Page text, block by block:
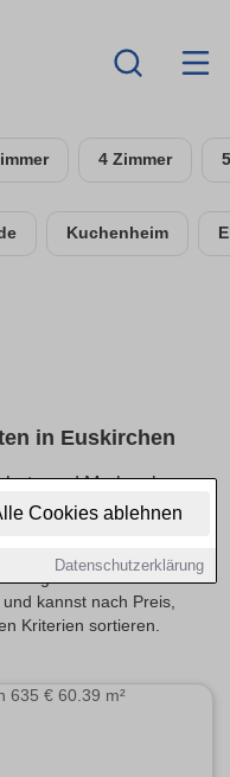
Cookies ablehnen
Datenschutzerklärung
4 Zimmer
Kuchenheim
in Euskirchen
und Merkmale
Euskirchen.de
kannst nach Preis,
Kriterien sortieren.